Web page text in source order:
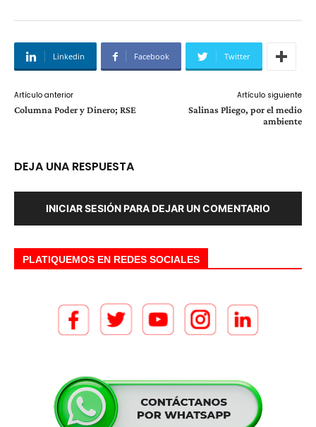
Linkedin Facebook Twitter
Artículo anterior
Columna Poder y Dinero; RSE
Artículo siguiente
Salinas Pliego, por el medio
ambiente
DEJA UNA RESPUESTA
INICIAR SESIÓN PARA DEJAR UN COMENTARIO
PLATIQUEMOS EN REDES SOCIALES